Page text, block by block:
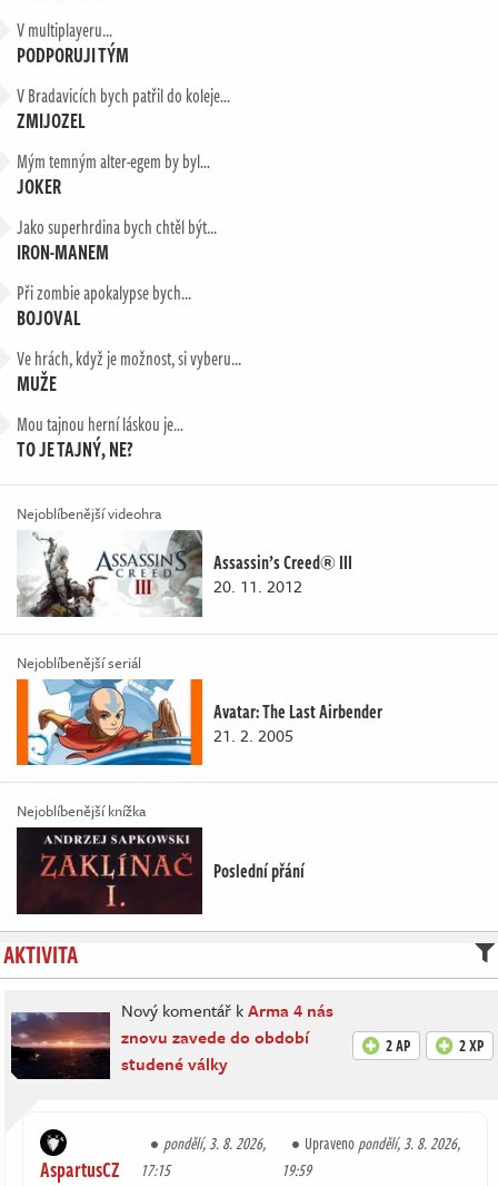
V multiplayeru...
PODPORUJI TÝM
V Bradavicích bych patřil do koleje…
ZMIJOZEL
Mým temným alter-egem by byl…
JOKER
Jako superhrdina bych chtěl být...
IRON-MANEM
Při zombie apokalypse bych...
BOJOVAL
Ve hrách, když je možnost, si vyberu...
MUŽE
Mou tajnou herní láskou je…
TO JE TAJNÝ, NE?
Nejoblíbenější videohra
Assassin’s Creed® III
20. 11. 2012
Nejoblíbenější seriál
Avatar: The Last Airbender
21. 2. 2005
Nejoblíbenější knížka
Poslední přání
AKTIVITA
Nový komentář kArma 4 nás
znovu zavede do období
studené války
2 AP 2 XP
AspartusCZ
pondělí, 3. 8. 2026,
17:15
Upravenopondělí, 3. 8. 2026,
19:59